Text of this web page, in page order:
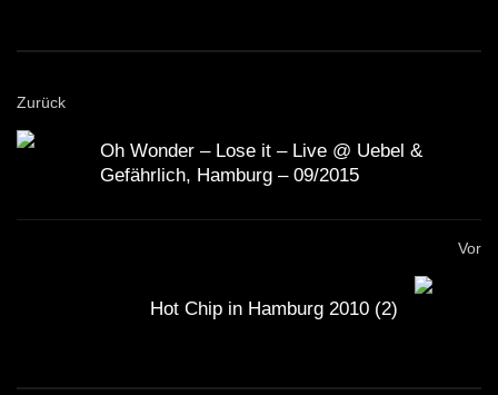
Zurück
Oh Wonder – Lose it – Live @ Uebel &
Gefährlich, Hamburg – 09/2015
Vor
Hot Chip in Hamburg 2010 (2)